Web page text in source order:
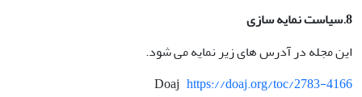
8.سیاست نمایه سازی
این مجله در آدرس های زیر نمایه می شود.
Doaj https://doaj.org/toc/2783-4166